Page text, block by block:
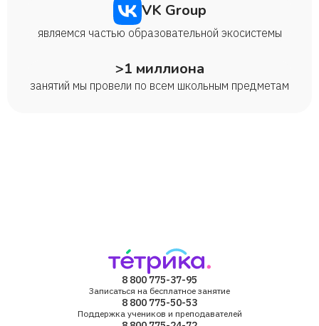
VK Group
являемся частью образовательной экосистемы
>1 миллиона
занятий мы провели по всем школьным предметам
8 800 775-37-95
Записаться на бесплатное занятие
8 800 775-50-53
Поддержка учеников и преподавателей